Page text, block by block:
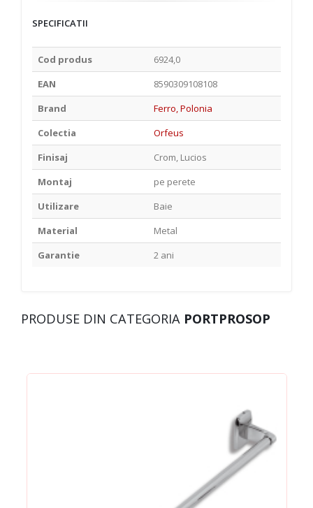
SPECIFICATII
Cod produs
6924,0
EAN
8590309108108
Brand
Ferro, Polonia
Colectia
Orfeus
Finisaj
Crom, Lucios
Montaj
pe perete
Utilizare
Baie
Material
Metal
Garantie
2 ani
PRODUSE DIN CATEGORIA PORTPROSOP